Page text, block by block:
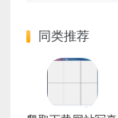
同类推荐